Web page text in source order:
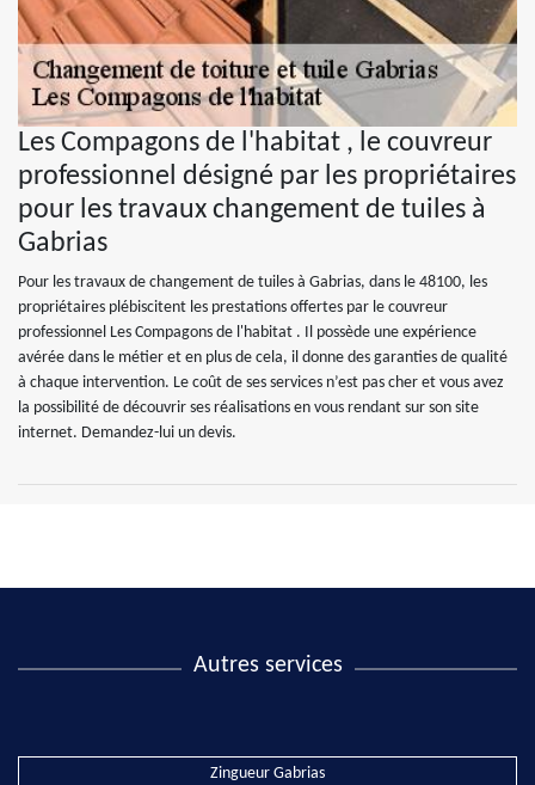
Les Compagons de l'habitat , le couvreur
professionnel désigné par les propriétaires
pour les travaux changement de tuiles à
Gabrias
Pour les travaux de changement de tuiles à Gabrias, dans le 48100, les
propriétaires plébiscitent les prestations offertes par le couvreur
professionnel Les Compagons de l'habitat . Il possède une expérience
avérée dans le métier et en plus de cela, il donne des garanties de qualité
à chaque intervention. Le coût de ses services n’est pas cher et vous avez
la possibilité de découvrir ses réalisations en vous rendant sur son site
internet. Demandez-lui un devis.
Autres services
Zingueur Gabrias